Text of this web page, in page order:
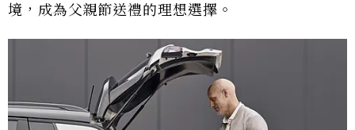
境，成為父親節送禮的理想選擇。